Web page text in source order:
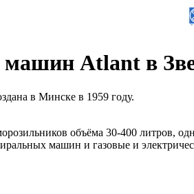
Atlant в
в Минске в 1959 году.
объёма 30-400 литров,
машин и газовые и